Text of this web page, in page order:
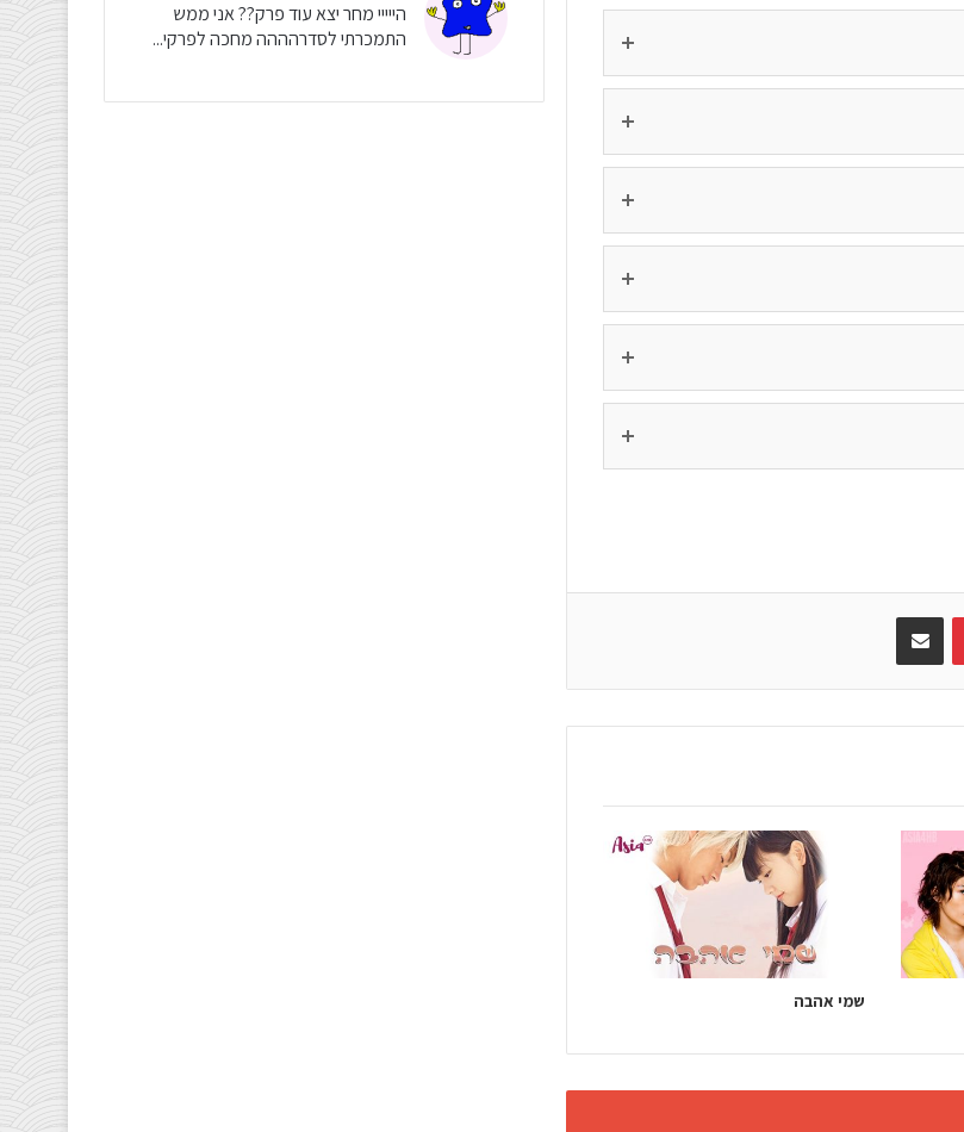
שמי אהבה
הייייי מחר יצא עוד פרק?? אני ממש
התמכרתי לסדרהההה מחכה לפרקי...